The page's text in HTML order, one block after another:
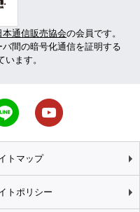
通信販売協会の会員です。
間の暗号化通信を証明する
ます。
トマップ
トポリシー